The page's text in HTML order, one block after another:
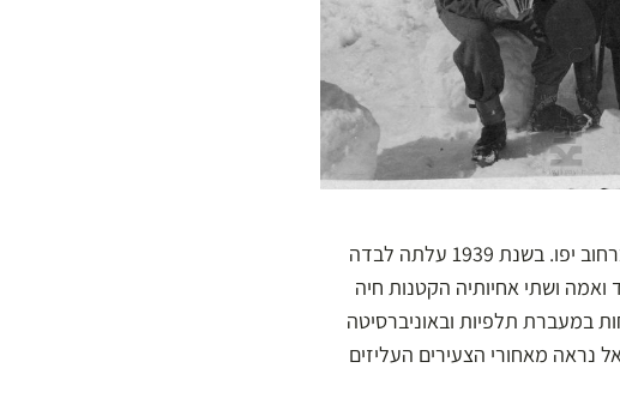
דבורה הופמן (לימים פרנקנברג) למדה בבית הספר לאחיות בבית החולים שערי צדק, ברחוב יפו. בשנת 1939 עלתה לבדה
ושתי אחיותיה הקטנות חיה
במעברת תלפיות ובאוניברסיטה
מאחורי הצעירים העליזים